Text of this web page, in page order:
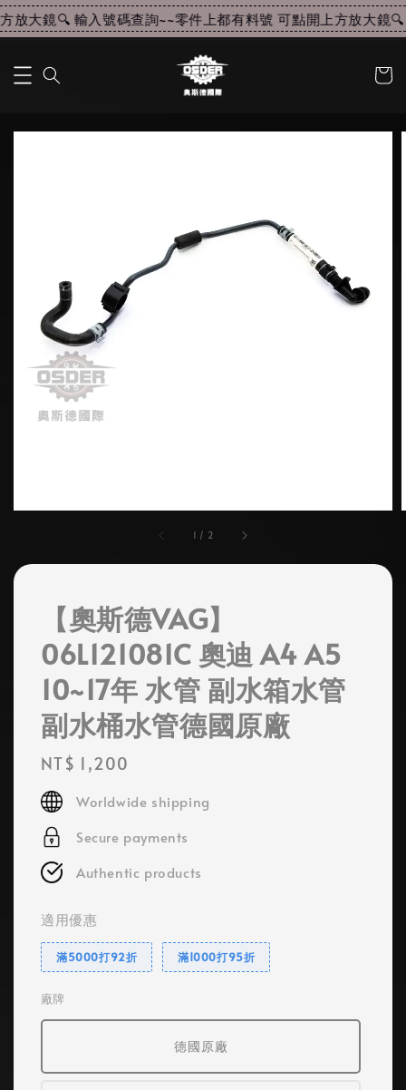
放大鏡🔍 輸入號碼查詢~~零件上都有料號 可點開上方放大鏡🔍
1 / 2
【奧斯德VAG】
06L121081C 奧迪 A4 A5
10~17年 水管 副水箱水管
副水桶水管德國原廠
Regular
price
NT$ 1,200
Worldwide shipping
Secure payments
Authentic products
適用優惠
滿5000打92折 滿1000打95折
廠牌
德國原廠